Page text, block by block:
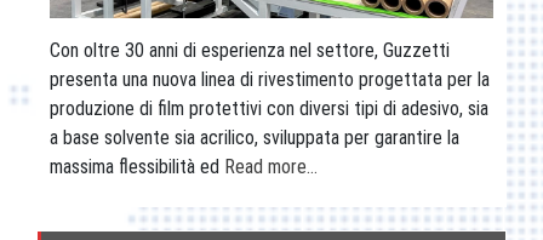
Con oltre 30 anni di esperienza nel settore, Guzzetti
presenta una nuova linea di rivestimento progettata per la
produzione di film protettivi con diversi tipi di adesivo, sia
a base solvente sia acrilico, sviluppata per garantire la
massima flessibilità ed Read more…